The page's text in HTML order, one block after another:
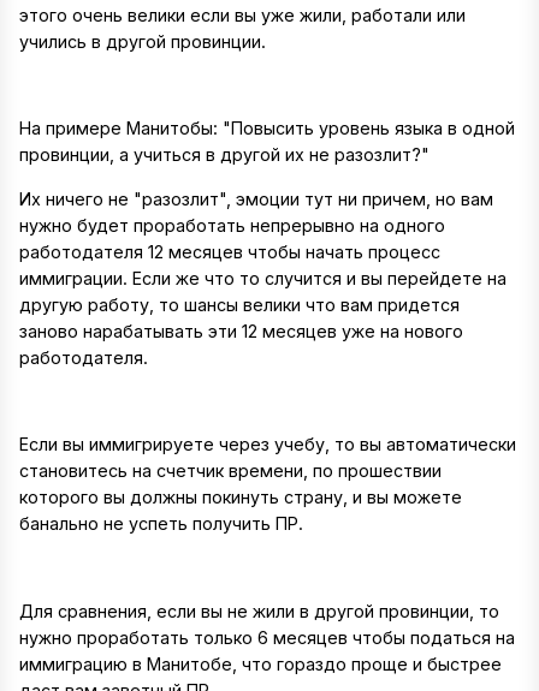
этого очень велики если вы уже жили, работали или
учились в другой провинции.
На примере Манитобы: "Повысить уровень языка в одной
провинции, а учиться в другой их не разозлит?"
Их ничего не "разозлит", эмоции тут ни причем, но вам
нужно будет проработать непрерывно на одного
работодателя 12 месяцев чтобы начать процесс
иммиграции. Если же что то случится и вы перейдете на
другую работу, то шансы велики что вам придется
заново нарабатывать эти 12 месяцев уже на нового
работодателя.
Если вы иммигрируете через учебу, то вы автоматически
становитесь на счетчик времени, по прошествии
которого вы должны покинуть страну, и вы можете
банально не успеть получить ПР.
Для сравнения, если вы не жили в другой провинции, то
нужно проработать только 6 месяцев чтобы податься на
иммиграцию в Манитобе, что гораздо проще и быстрее